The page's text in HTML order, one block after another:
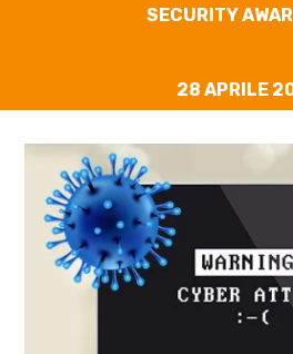
SECURITY
28 APRILE